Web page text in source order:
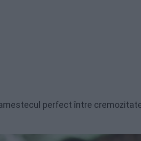
perfect între